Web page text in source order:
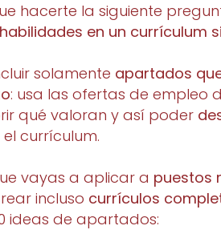
hacerte la siguiente
en un currículum
solamente apartados
: usa las ofertas de empleo
qué valoran y así poder
el currículum.
vayas a aplicar a puestos
incluso currículos
ideas de apartados: